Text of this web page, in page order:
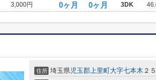
3,000円 0ヶ月 0ヶ月 3DK
住所 埼玉県児玉郡上里町大字七本木 ２